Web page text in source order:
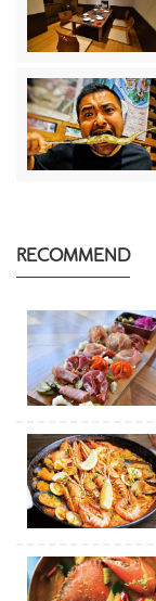
RECOMMEND